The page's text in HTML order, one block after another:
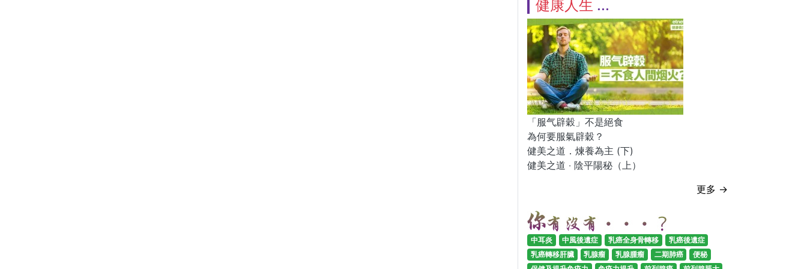
健康人生
「服气辟穀」不是絕食
為何要服氣辟穀？
健美之道．煉養為主 (下)
健美之道 ‧ 陰平陽秘（上）
更多 →
中耳炎 中風後遺症 乳癌全身骨轉移
乳癌後遺症
乳癌轉移肝臟
乳腺瘤 乳腺腫瘤 二期肺癌
便秘